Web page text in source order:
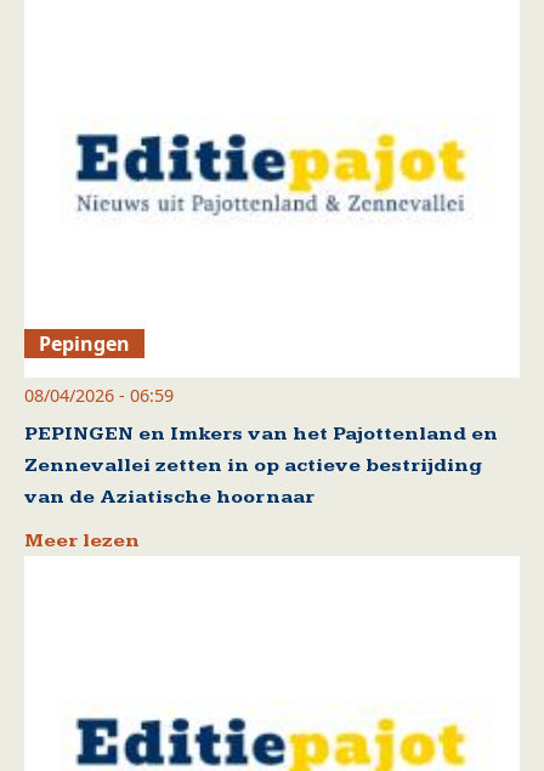
Pepingen
08/04/2026 - 06:59
PEPINGEN en Imkers van het Pajottenland en
Zennevallei zetten in op actieve bestrijding
van de Aziatische hoornaar
Meer lezen